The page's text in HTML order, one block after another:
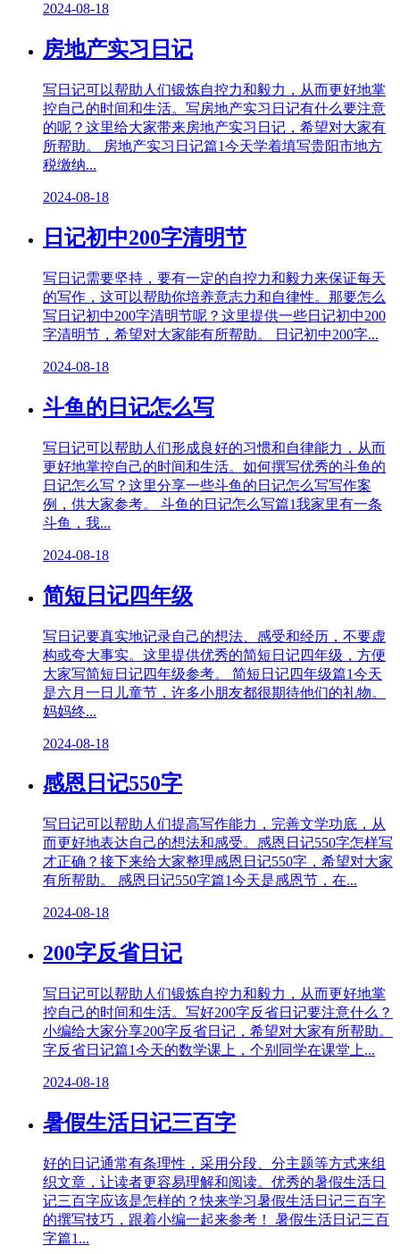
2024-08-18
房地产实习日记
写日记可以帮助人们锻炼自控力和毅力，从而更好地掌
控自己的时间和生活。写房地产实习日记有什么要注意
的呢？这里给大家带来房地产实习日记，希望对大家有
所帮助。 房地产实习日记篇1今天学着填写贵阳市地方
税缴纳...
2024-08-18
日记初中200字清明节
写日记需要坚持，要有一定的自控力和毅力来保证每天
的写作，这可以帮助你培养意志力和自律性。那要怎么
写日记初中200字清明节呢？这里提供一些日记初中200
字清明节，希望对大家能有所帮助。 日记初中200字...
2024-08-18
斗鱼的日记怎么写
写日记可以帮助人们形成良好的习惯和自律能力，从而
更好地掌控自己的时间和生活。如何撰写优秀的斗鱼的
日记怎么写？这里分享一些斗鱼的日记怎么写写作案
例，供大家参考。 斗鱼的日记怎么写篇1我家里有一条
斗鱼，我...
2024-08-18
简短日记四年级
写日记要真实地记录自己的想法、感受和经历，不要虚
构或夸大事实。这里提供优秀的简短日记四年级，方便
大家写简短日记四年级参考。 简短日记四年级篇1今天
是六月一日儿童节，许多小朋友都很期待他们的礼物。
妈妈终...
2024-08-18
感恩日记550字
写日记可以帮助人们提高写作能力，完善文学功底，从
而更好地表达自己的想法和感受。感恩日记550字怎样写
才正确？接下来给大家整理感恩日记550字，希望对大家
有所帮助。 感恩日记550字篇1今天是感恩节，在...
2024-08-18
200字反省日记
写日记可以帮助人们锻炼自控力和毅力，从而更好地掌
控自己的时间和生活。写好200字反省日记要注意什么？
小编给大家分享200字反省日记，希望对大家有所帮助。
字反省日记篇1今天的数学课上，个别同学在课堂上...
2024-08-18
暑假生活日记三百字
好的日记通常有条理性，采用分段、分主题等方式来组
织文章，让读者更容易理解和阅读。优秀的暑假生活日
记三百字应该是怎样的？快来学习暑假生活日记三百字
的撰写技巧，跟着小编一起来参考！ 暑假生活日记三百
字篇1...